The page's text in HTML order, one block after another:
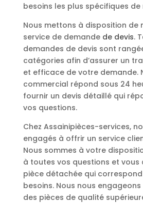
besoins les plus spécifiques de
Nous mettons à disposition de
service de demande de devis.
demandes de devis sont
catégories afin d’assurer un
et efficace de votre demande.
commercial répond sous 24
fournir un devis détaillé qui
vos questions.
Chez Assainipièces-services,
engagés à offrir un service
Nous sommes à votre
à toutes vos questions et vous
pièce détachée qui
besoins. Nous nous
des pièces de qualité